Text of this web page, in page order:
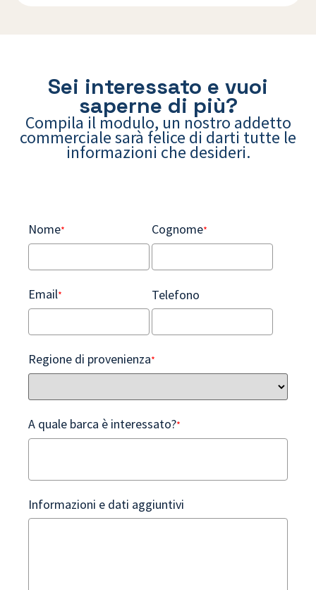
Sei interessato e vuoi
saperne di più?
Compila il modulo, un nostro addetto
commerciale sarà felice di darti tutte le
informazioni che desideri.
Nome* Cognome*
Email* Telefono
Regione di provenienza*
A quale barca è interessato?*
Informazioni e dati aggiuntivi